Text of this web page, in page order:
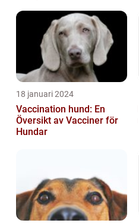
18 januari 2024
Vaccination hund: En
Översikt av Vacciner för
Hundar